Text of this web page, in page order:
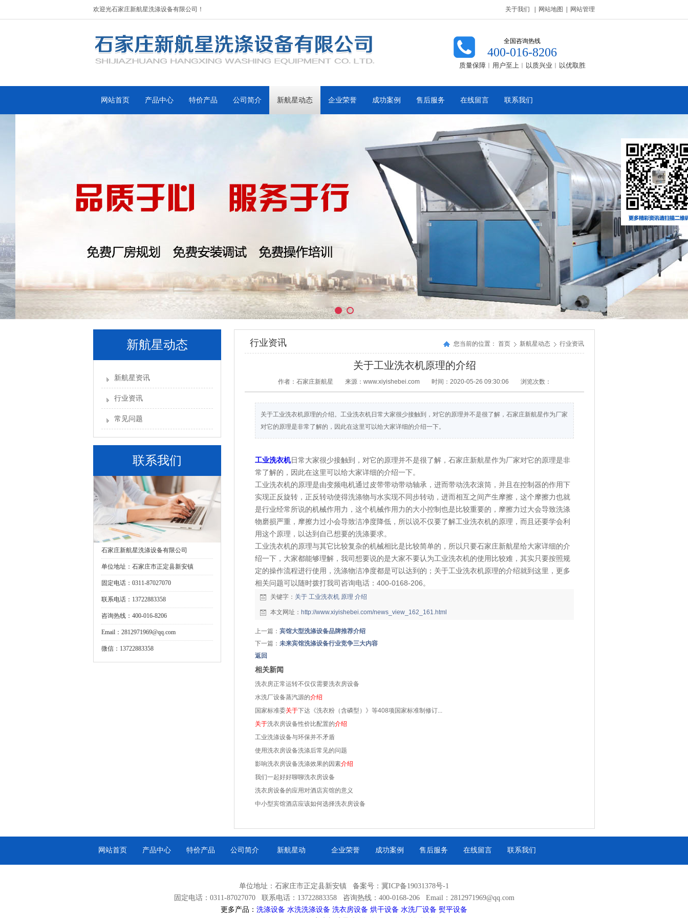
欢迎光石家庄新航星洗涤设备有限公司！ 关于我们 网站地图 网站管理
全国咨询热线
400-016-8206
质量保障︱用户至上︱以质兴业︱以优取胜
网站首页 产品中心 特价产品 公司简介 新航星动态 企业荣誉 成功案例 售后服务 在线留言 联系我们
新航星动态
新航星资讯
行业资讯
常见问题
联系我们
石家庄新航星洗涤设备有限公司
单位地址：石家庄市正定县新安镇
固定电话：0311-87027070
联系电话：13722883358
咨询热线：400-016-8206
Email：2812971969@qq.com
微信：13722883358
行业资讯 您当前的位置： 首页 新航星动态 行业资讯
关于工业洗衣机原理的介绍
作者：石家庄新航星 来源：www.xiyishebei.com 时间：2020-05-26 09:30:06 浏览次数：
关于工业洗衣机原理的介绍。工业洗衣机日常大家很少接触到，对它的原理并不是很了解，石家庄新航星作为厂家
对它的原理是非常了解的，因此在这里可以给大家详细的介绍一下。
工业洗衣机日常大家很少接触到，对它的原理并不是很了解，石家庄新航星作为厂家对它的原理是非
常了解的，因此在这里可以给大家详细的介绍一下。
工业洗衣机的原理是由变频电机通过皮带带动带动轴承，进而带动洗衣滚筒，并且在控制器的作用下
实现正反旋转，正反转动使得洗涤物与水实现不同步转动，进而相互之间产生摩擦，这个摩擦力也就
是行业经常所说的机械作用力，这个机械作用力的大小控制也是比较重要的，摩擦力过大会导致洗涤
物磨损严重，摩擦力过小会导致洁净度降低，所以说不仅要了解工业洗衣机的原理，而且还要学会利
用这个原理，以达到自己想要的洗涤要求。
工业洗衣机的原理与其它比较复杂的机械相比是比较简单的，所以只要石家庄新航星给大家详细的介
绍一下，大家都能够理解，我司想要说的是大家不要认为工业洗衣机的使用比较难，其实只要按照规
定的操作流程进行使用，洗涤物洁净度都是可以达到的；关于工业洗衣机原理的介绍就到这里，更多
相关问题可以随时拨打我司咨询电话：400-0168-206。
关键字： 关于 工业洗衣机 原理 介绍
本文网址： http://www.xiyishebei.com/news_view_162_161.html
上一篇： 宾馆大型洗涤设备品牌推荐介绍
下一篇： 未来宾馆洗涤设备行业竞争三大内容
返回
相关新闻
洗衣房正常运转不仅仅需要洗衣房设备
水洗厂设备蒸汽源的介绍
国家标准委关于下达《洗衣粉（含磷型）》等408项国家标准制修订...
关于洗衣房设备性价比配置的介绍
工业洗涤设备与环保并不矛盾
使用洗衣房设备洗涤后常见的问题
影响洗衣房设备洗涤效果的因素介绍
我们一起好好聊聊洗衣房设备
洗衣房设备的应用对酒店宾馆的意义
中小型宾馆酒店应该如何选择洗衣房设备
网站首页 产品中心 特价产品 公司简介 新航星动 企业荣誉 成功案例 售后服务 在线留言 联系我们
单位地址：石家庄市正定县新安镇 备案号： 冀ICP备19031378号-1
固定电话：0311-87027070 联系电话：13722883358 咨询热线：400-0168-206 Email：2812971969@qq.com
更多产品： 洗涤设备 水洗洗涤设备 洗衣房设备 烘干设备 水洗厂设备 熨平设备